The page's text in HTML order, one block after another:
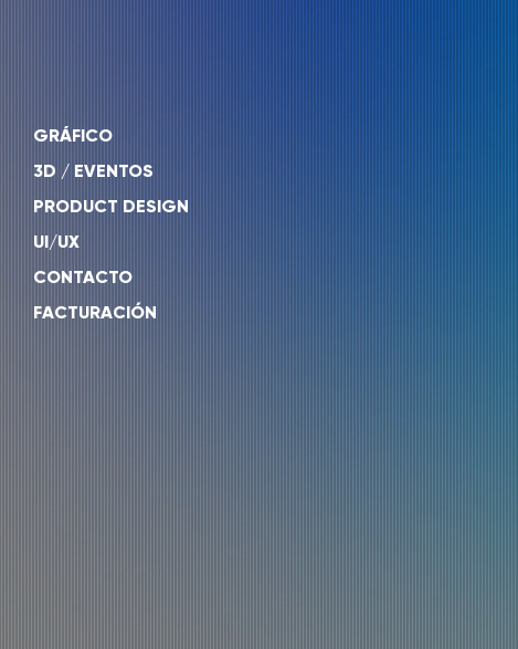
GRÁFICO
3D / EVENTOS
PRODUCT DESIGN
UI/UX
CONTACTO
FACTURACIÓN